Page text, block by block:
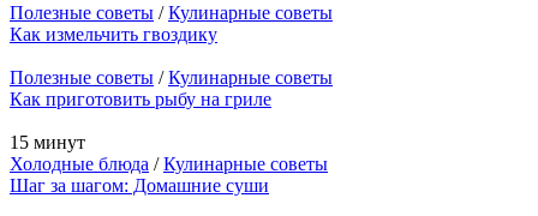
Полезные советы /Кулинарные советы
Как измельчить гвоздику
Полезные советы /Кулинарные советы
Как приготовить рыбу на гриле
15 минут
Холодные блюда /Кулинарные советы
Шаг за шагом: Домашние суши